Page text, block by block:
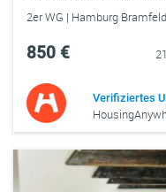
2er WG | Hamburg
850 €
Verifiziertes